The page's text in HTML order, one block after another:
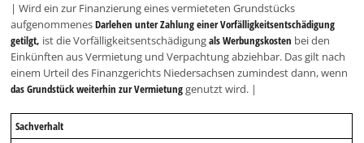
| Wird ein zur Finanzierung eines vermieteten Grundstücks
aufgenommenesDarlehen unter Zahlung einer Vorfälligkeitsentschädigung
getilgt, ist die Vorfälligkeitsentschädigungals Werbungskosten bei den
Einkünften aus Vermietung und Verpachtung abziehbar. Das gilt nach
einem Urteil des Finanzgerichts Niedersachsen zumindest dann, wenn
das Grundstück weiterhin zur Vermietunggenutzt wird. |
Sachverhalt